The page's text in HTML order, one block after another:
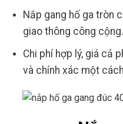
Nắp gang hố ga tròn
giao thông công cộng.
Chi phí hợp lý, giá cả
và chính xác một